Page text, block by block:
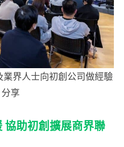
界人士向初創公司做經驗
分享
協助初創擴展商界聯